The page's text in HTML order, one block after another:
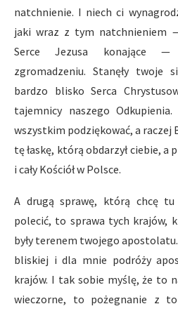
natchnienie. I niech ci
jaki wraz z tym natchnieniem
Serce Jezusa konające —
zgromadzeniu. Stanęły
bardzo blisko Serca
tajemnicy naszego
wszystkim podziękować, a raczej
tę łaskę, którą obdarzył ciebie, a
i cały Kościół w Polsce.
A drugą sprawę, którą chcę
polecić, to sprawa tych krajów,
były terenem twojego
bliskiej i dla mnie podróży
krajów. I tak sobie myślę, że to
wieczorne, to pożegnanie z